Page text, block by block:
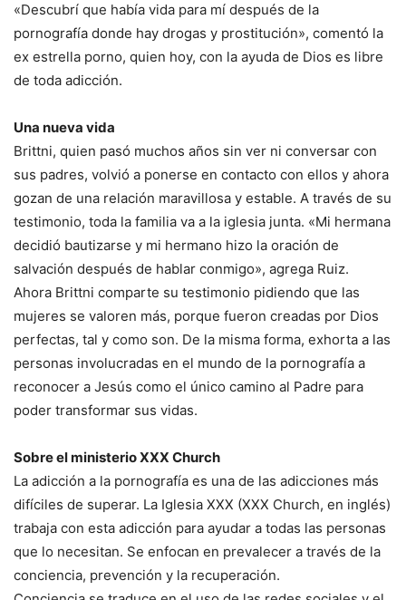
«Descubrí que había vida para mí después de la
pornografía donde hay drogas y prostitución», comentó la
ex estrella porno, quien hoy, con la ayuda de Dios es libre
de toda adicción.
Una nueva vida
Brittni, quien pasó muchos años sin ver ni conversar con
sus padres, volvió a ponerse en contacto con ellos y ahora
gozan de una relación maravillosa y estable. A través de su
testimonio, toda la familia va a la iglesia junta. «Mi hermana
decidió bautizarse y mi hermano hizo la oración de
salvación después de hablar conmigo», agrega Ruiz.
Ahora Brittni comparte su testimonio pidiendo que las
mujeres se valoren más, porque fueron creadas por Dios
perfectas, tal y como son. De la misma forma, exhorta a las
personas involucradas en el mundo de la pornografía a
reconocer a Jesús como el único camino al Padre para
poder transformar sus vidas.
Sobre el ministerio XXX Church
La adicción a la pornografía es una de las adicciones más
difíciles de superar. La Iglesia XXX (XXX Church, en inglés)
trabaja con esta adicción para ayudar a todas las personas
que lo necesitan. Se enfocan en prevalecer a través de la
conciencia, prevención y la recuperación.